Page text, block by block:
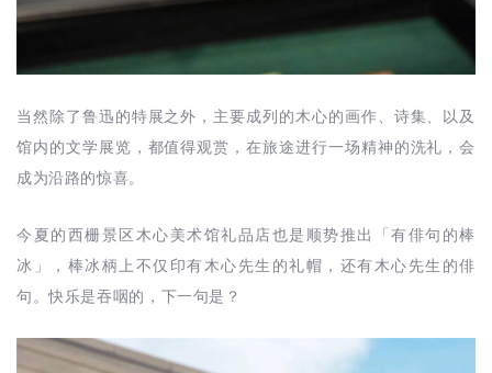
当然除了鲁迅的特展之外，主要成列的木心的画作、诗集、以及
馆内的文学展览，都值得观赏，在旅途进行一场精神的洗礼，会
成为沿路的惊喜。
今夏的西栅景区木心美术馆礼品店也是顺势推出「有俳句的棒
冰」，棒冰柄上不仅印有木心先生的礼帽，还有木心先生的俳
句。快乐是吞咽的，下一句是？